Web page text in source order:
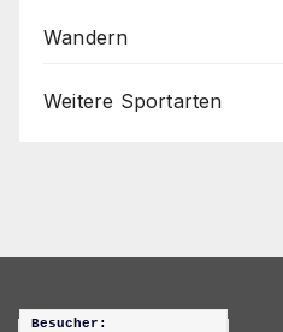
Wandern
Weitere Sportarten
Besucher: